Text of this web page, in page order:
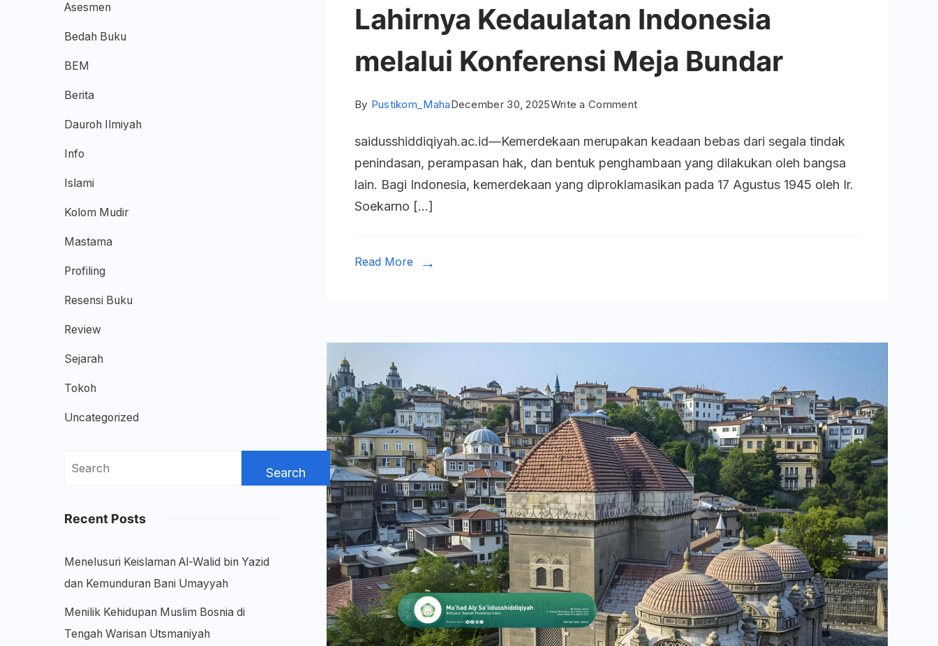
Lahirnya Kedaulatan Indonesia
melalui Konferensi Meja Bundar
By Pustikom_MahaDecember 30, 2025Write a Commenton
Kedaulatan
Indonesia
melalui
saidusshiddiqiyah.ac.id—Kemerdekaan merupakan keadaan bebas dari segala tindak
penindasan, perampasan hak, dan bentuk penghambaan yang dilakukan oleh bangsa
lain. Bagi Indonesia, kemerdekaan yang diproklamasikan pada 17 Agustus 1945 oleh Ir.
Soekarno […]
Read More
Asesmen
Bedah Buku
BEM
Berita
Dauroh Ilmiyah
Info
Islami
Kolom Mudir
Mastama
Profiling
Resensi Buku
Review
Sejarah
Tokoh
Uncategorized
Search
Recent Posts
Menelusuri Keislaman Al-Walid bin Yazid
dan Kemunduran Bani Umayyah
Menilik Kehidupan Muslim Bosnia di
Tengah Warisan Utsmaniyah